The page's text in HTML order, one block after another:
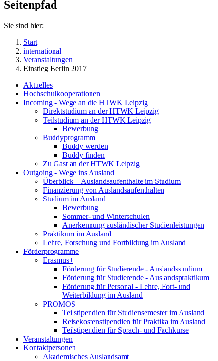
Seitenpfad
Sie sind hier:
Start
international
Veranstaltungen
Einstieg Berlin 2017
Aktuelles
Hochschulkooperationen
Incoming - Wege an die HTWK Leipzig
Direktstudium an der HTWK Leipzig
Teilstudium an der HTWK Leipzig
Bewerbung
Buddyprogramm
Buddy werden
Buddy finden
Zu Gast an der HTWK Leipzig
Outgoing - Wege ins Ausland
Überblick – Auslandsaufenthalte im Studium
Finanzierung von Auslandsaufenthalten
Studium im Ausland
Bewerbung
Sommer- und Winterschulen
Anerkennung ausländischer Studienleistungen
Praktikum im Ausland
Lehre, Forschung und Fortbildung im Ausland
Förderprogramme
Erasmus+
Förderung für Studierende - Auslandsstudium
Förderung für Studierende - Auslandspraktikum
Förderung für Personal - Lehre, Fort- und
Weiterbildung im Ausland
PROMOS
Teilstipendien für Studiensemester im Ausland
Reisekostenstipendien für Praktika im Ausland
Teilstipendien für Sprach- und Fachkurse
Veranstaltungen
Kontaktpersonen
Akademisches Auslandsamt